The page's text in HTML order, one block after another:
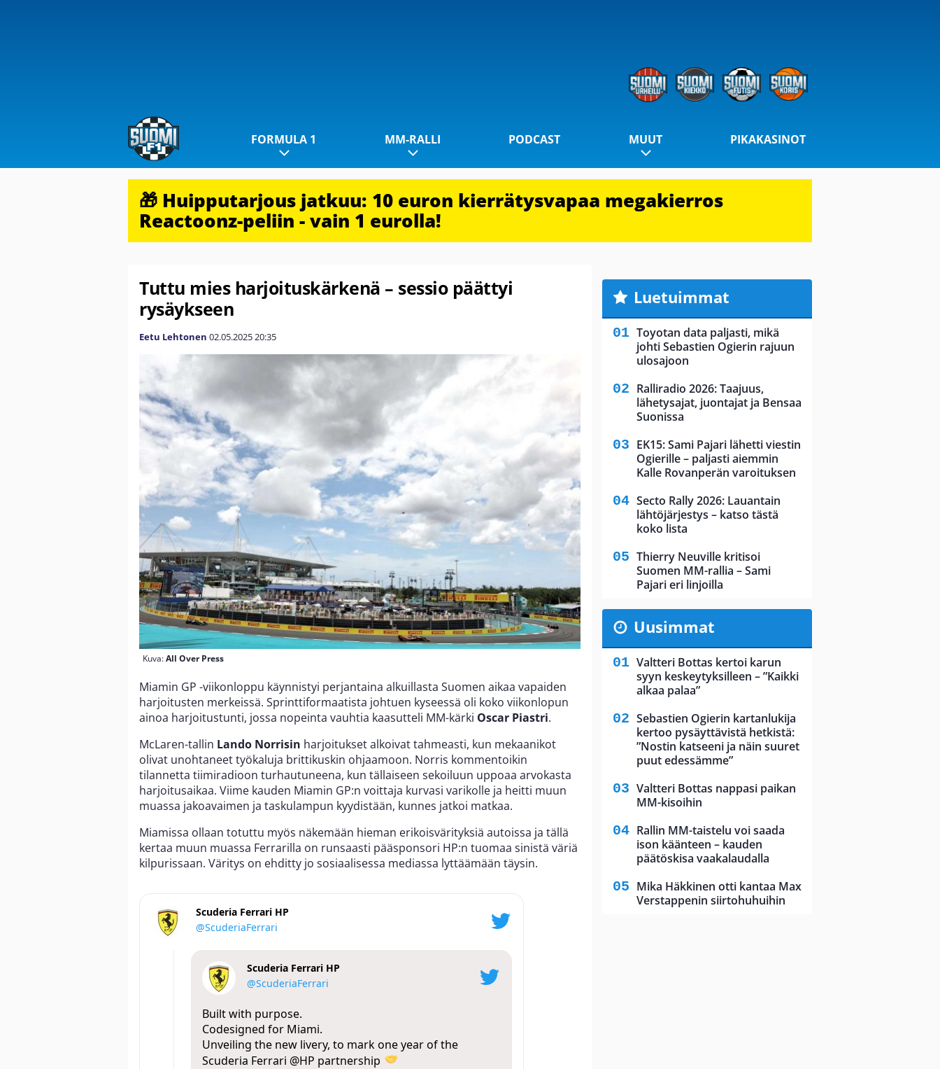
FORMULA 1 MM-RALLI PODCAST MUUT PIKAKASINOT
🎁 Huipputarjous jatkuu: 10 euron kierrätysvapaa megakierros
Reactoonz-peliin - vain 1 eurolla!
Tuttu mies harjoituskärkenä – sessio päättyi
rysäykseen
Eetu Lehtonen 02.05.202520:35
Kuva:All Over Press
Miamin GP -viikonloppu käynnistyi perjantaina alkuillasta Suomen aikaa vapaiden
harjoitusten merkeissä. Sprinttiformaatista johtuen kyseessä oli koko viikonlopun
ainoa harjoitustunti, jossa nopeinta vauhtia kaasutteli MM-kärki Oscar Piastri.
McLaren-tallin Lando Norrisin harjoitukset alkoivat tahmeasti, kun mekaanikot
olivat unohtaneet työkaluja brittikuskin ohjaamoon. Norris kommentoikin
tilannetta tiimiradioon turhautuneena, kun tällaiseen sekoiluun uppoaa arvokasta
harjoitusaikaa. Viime kauden Miamin GP:n voittaja kurvasi varikolle ja heitti muun
muassa jakoavaimen ja taskulampun kyydistään, kunnes jatkoi matkaa.
Miamissa ollaan totuttu myös näkemään hieman erikoisvärityksiä autoissa ja tällä
kertaa muun muassa Ferrarilla on runsaasti pääsponsori HP:n tuomaa sinistä väriä
kilpurissaan. Väritys on ehditty jo sosiaalisessa mediassa lyttäämään täysin.
Scuderia Ferrari HP
@ScuderiaFerrari
Scuderia Ferrari HP
@ScuderiaFerrari
Built with purpose.
Codesigned for Miami.
Unveiling the new livery, to mark one year of the
Scuderia Ferrari @HP partnership
Luetuimmat
Toyotan data paljasti, mikä
johti Sebastien Ogierin rajuun
ulosajoon
Ralliradio 2026: Taajuus,
lähetysajat, juontajat ja Bensaa
Suonissa
EK15: Sami Pajari lähetti viestin
Ogierille – paljasti aiemmin
Kalle Rovanperän varoituksen
Secto Rally 2026: Lauantain
lähtöjärjestys – katso tästä
koko lista
Thierry Neuville kritisoi
Suomen MM-rallia – Sami
Pajari eri linjoilla
Uusimmat
Valtteri Bottas kertoi karun
syyn keskeytyksilleen – ”Kaikki
alkaa palaa”
Sebastien Ogierin kartanlukija
kertoo pysäyttävistä hetkistä:
”Nostin katseeni ja näin suuret
puut edessämme”
Valtteri Bottas nappasi paikan
MM-kisoihin
Rallin MM-taistelu voi saada
ison käänteen – kauden
päätöskisa vaakalaudalla
Mika Häkkinen otti kantaa Max
Verstappenin siirtohuhuihin